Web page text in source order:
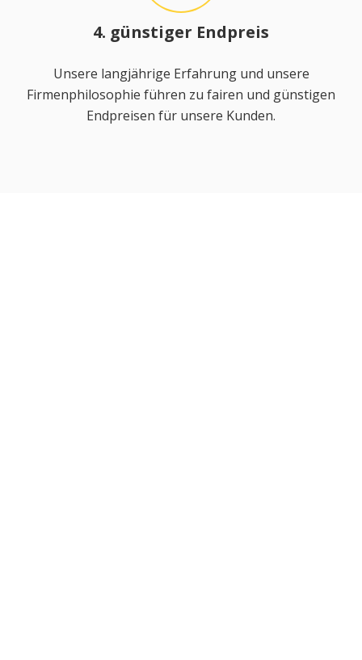
4. günstiger Endpreis
Unsere langjährige Erfahrung und unsere
Firmenphilosophie führen zu fairen und günstigen
Endpreisen für unsere Kunden.